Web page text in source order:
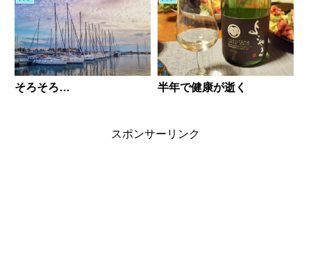
そろそろ… 半年で健康が逝く
スポンサーリンク